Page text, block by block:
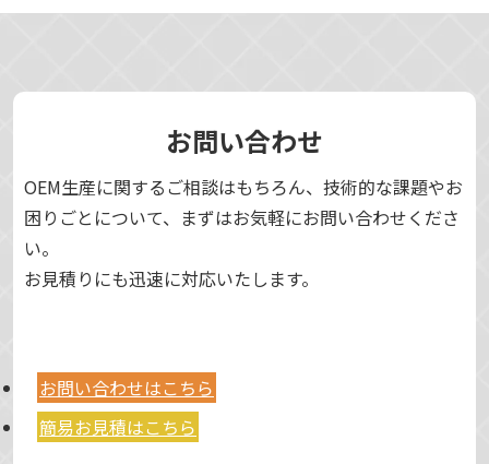
お問い合わせ
OEM生産に関するご相談はもちろん、技術的な課題やお
困りごとについて、まずはお気軽にお問い合わせくださ
い。
お見積りにも迅速に対応いたします。
お問い合わせはこちら
簡易お見積はこちら